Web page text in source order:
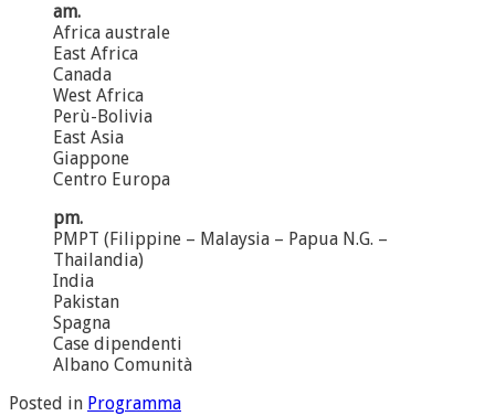
am.
Africa australe
East Africa
Canada
West Africa
Perù-Bolivia
East Asia
Giappone
Centro Europa
pm.
PMPT (Filippine – Malaysia – Papua N.G. –
Thailandia)
India
Pakistan
Spagna
Case dipendenti
Albano Comunità
Posted in Programma